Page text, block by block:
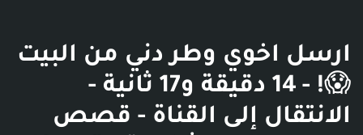
ارسل اخوي وطر دني من البيت
😱! - 14 دقيقة و17 ثانية -
الانتقال إلى القناة - قصص